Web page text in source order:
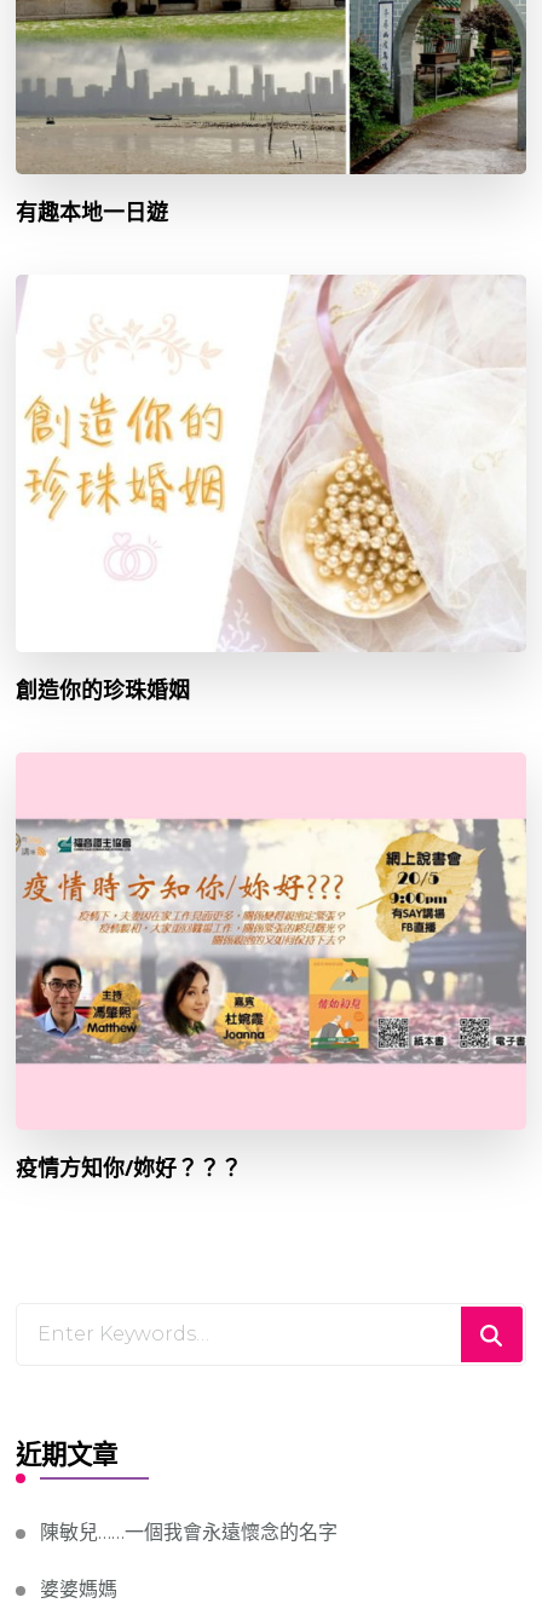
有趣本地一日遊
創造你的珍珠婚姻
疫情方知你/妳好？？？
近期文章
陳敏兒……一個我會永遠懷念的名字
婆婆媽媽